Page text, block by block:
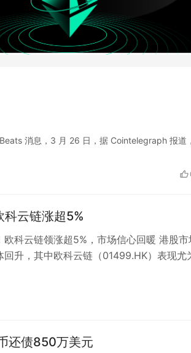
消息，3 月 26 日，据 Cointelegraph 报道
云链涨超5%
科云链领涨超5%，市场信心回暖 港股市
升，其中欧科云链（01499.HK）表现尤
还债850万美元